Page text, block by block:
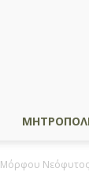
Μόρφου Νεόφυτος: